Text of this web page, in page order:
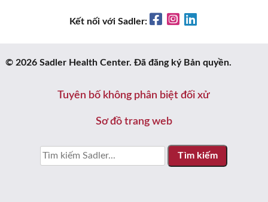
Kết nối với Sadler: FacebookInstagram
© 2026 Sadler Health Center. Đã đăng ký Bản quyền.
Tuyên bố không phân biệt đối xử
Sơ đồ trang web
Sưu
tầm: